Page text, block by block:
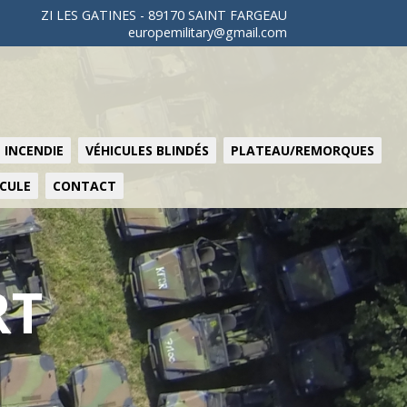
ZI LES GATINES - 89170 SAINT FARGEAU
europemilitary@gmail.com
INCENDIE VÉHICULES BLINDÉS PLATEAU/REMORQUES
CONTACT